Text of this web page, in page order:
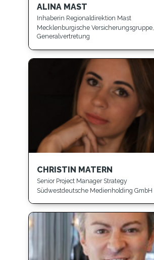
ALINA MAST
Inhaberin Regionaldirektion Mast
Mecklenburgische Versicherungsgruppe,
Generalvertretung
CHRISTIN MATERN
Senior Project Manager Strategy
Südwestdeutsche Medienholding GmbH